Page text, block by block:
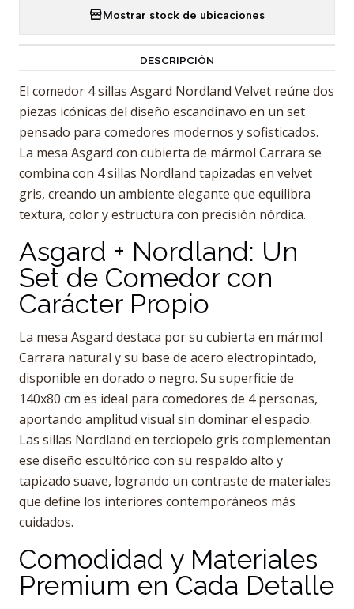
Mostrar stock de ubicaciones
DESCRIPCIÓN
El comedor 4 sillas Asgard Nordland Velvet reúne dos
piezas icónicas del diseño escandinavo en un set
pensado para comedores modernos y sofisticados.
La mesa Asgard con cubierta de mármol Carrara se
combina con 4 sillas Nordland tapizadas en velvet
gris, creando un ambiente elegante que equilibra
textura, color y estructura con precisión nórdica.
Asgard + Nordland: Un
Set de Comedor con
Carácter Propio
La mesa Asgard destaca por su cubierta en mármol
Carrara natural y su base de acero electropintado,
disponible en dorado o negro. Su superficie de
140x80 cm es ideal para comedores de 4 personas,
aportando amplitud visual sin dominar el espacio.
Las sillas Nordland en terciopelo gris complementan
ese diseño escultórico con su respaldo alto y
tapizado suave, logrando un contraste de materiales
que define los interiores contemporáneos más
cuidados.
Comodidad y Materiales
Premium en Cada Detalle